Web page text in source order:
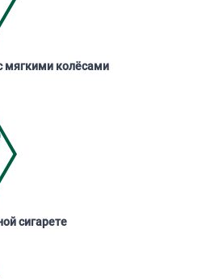
мягкими колёсами
сигарете